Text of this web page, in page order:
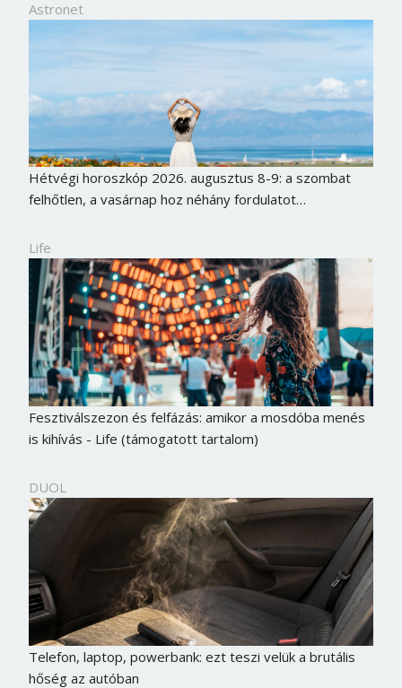
Astronet
Hétvégi horoszkóp 2026. augusztus 8-9: a szombat
felhőtlen, a vasárnap hoz néhány fordulatot…
Life
Fesztiválszezon és felfázás: amikor a mosdóba menés
is kihívás - Life (támogatott tartalom)
DUOL
Telefon, laptop, powerbank: ezt teszi velük a brutális
hőség az autóban